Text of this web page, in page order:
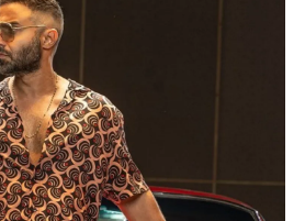
عروس سيدتي